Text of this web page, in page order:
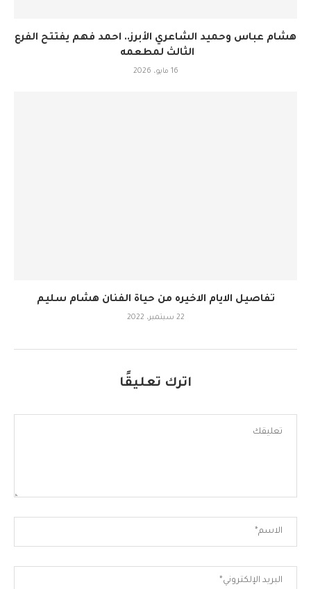
هشام عباس وحميد الشاعري الأبرز.. احمد فهم يفتتح الفرع
الثالث لمطعمه
16 مايو، 2026
تفاصيل الايام الاخيره من حياة الفنان هشام سليم
22 سبتمبر، 2022
اترك تعليقًا